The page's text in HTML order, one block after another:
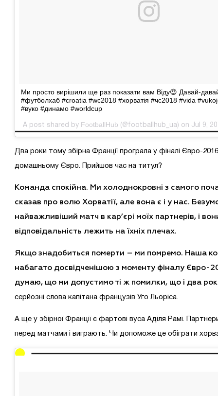
Ми просто вирішили ще раз показати вам Віду😍 Давай-
#футболхаб #croatia #wc2018 #хорватія #чс2018 #vida
#вуко #динамо #worldcup
A post shared by FootballHub (@footballhub_ua) on Jul 9,
Два роки тому збірна Франції програла у фіналі Євро-2016
домашньому Євро. Прийшов час на титул?
Команда спокійна. Ми холоднокровні з самого
сказав про волю Хорватії, але вона є і у нас.
найважливіший матч в кар’єрі моїх партнерів, і
відповідальність лежить на їхніх плечах.
Якщо знадобиться померти – ми помремо. Наша
набагато досвідченішою з моменту фіналу Євро-
думаю, що ми допустимо ті ж помилки, що і два
серйозні слова капітана французів Уго Льоріса.
А ще у збірної Франції є фартові вуса Аділя Рамі.
перед матчами і виграють. Чи допоможе це обіграти